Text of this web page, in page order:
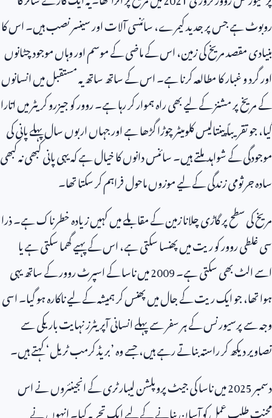
روبوٹ ہے جس پر جدید کیمرے، سائنسی آلات اور سینسر نصب ہیں۔ اس کا
بنیادی مقصد مریخ کی زمین، اس کے ماضی کے موسم اور وہاں موجود چٹانوں
اور گرد و غبار کا مطالعہ کرنا ہے۔ اس کے ساتھ ساتھ یہ مستقبل میں انسانوں
کے مریخ پر مشنز کے لیے بھی راہ ہموار کر رہا ہے۔ روور کو جیزرو کریٹر میں اتارا
گیا، جو تقریباً پینتالیس کلومیٹر چوڑا گڑھا ہے اور جہاں اربوں سال پہلے پانی کی
موجودگی کے شواہد ملتے ہیں۔ سائنس دانوں کا خیال ہے کہ یہی پانی کبھی نہ کبھی
سادہ جرثومی زندگی کے لیے موزوں ماحول فراہم کر سکتا تھا۔
مریخ کی سطح پر گاڑی چلانا زمین کے مقابلے میں کہیں زیادہ خطرناک ہے۔ ذرا
سی غلطی روور کو ریت میں پھنسا سکتی ہے، اس کے پہیے گھما سکتی ہے یا
اسے الٹ بھی سکتی ہے۔2009میں ناسا کے اسپرٹ روور کے ساتھ یہی
ہوا تھا، جو ایک ریت کے جال میں پھنس کر ہمیشہ کے لیے ناکارہ ہو گیا۔ اسی
وجہ سے پرسیورنس کے ہر سفر سے پہلے انسانی آپریٹرز نہایت باریکی سے
تصاویر دیکھ کر راستہ بناتے رہے ہیں، جسے وہ ’بریڈ کرمب ٹریل‘ کہتے ہیں۔
دسمبر2025میں ناسا کی جیٹ پروپلشن لیبارٹری کے انجینئروں نے اس
محنت طلب عمل کو آسان بنانے کے لیے ایک تجربہ کیا۔ انہوں نے